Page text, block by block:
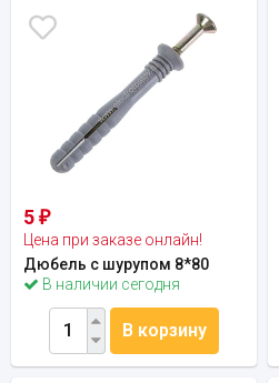
5 ₽
Цена при заказе онлайн!
Дюбель с шурупом 8*80
В наличии сегодня
В корзину